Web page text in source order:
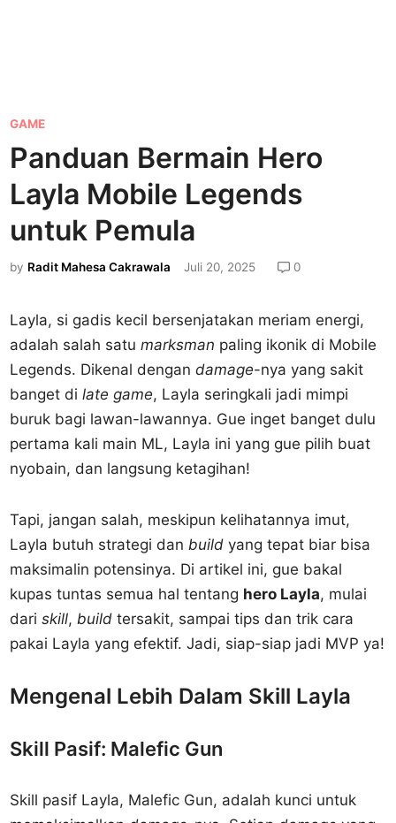
P
o
s
e
d
i
GAME
Panduan Bermain Hero
Layla Mobile Legends
untuk Pemula
by Radit Mahesa Cakrawala Juli 20, 2025 0
Layla, si gadis kecil bersenjatakan meriam energi,
adalah salah satumarksman paling ikonik di Mobile
Legends. Dikenal dengandamage-nya yang sakit
banget dilate game, Layla seringkali jadi mimpi
buruk bagi lawan-lawannya. Gue inget banget dulu
pertama kali main ML, Layla ini yang gue pilih buat
nyobain, dan langsung ketagihan!
Tapi, jangan salah, meskipun kelihatannya imut,
Layla butuh strategi danbuild yang tepat biar bisa
maksimalin potensinya. Di artikel ini, gue bakal
kupas tuntas semua hal tentang hero Layla, mulai
dariskill,build tersakit, sampai tips dan trik cara
pakai Layla yang efektif. Jadi, siap-siap jadi MVP ya!
Mengenal Lebih Dalam Skill Layla
Skill Pasif: Malefic Gun
Skill pasif Layla, Malefic Gun, adalah kunci untuk